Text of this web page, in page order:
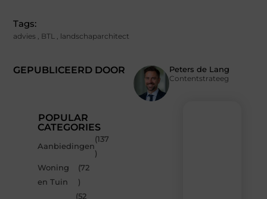
GEPUBLICEERD DOOR Peters de Lang
Contentstrateeg
Tags:
advies , BTL , landschaparchitect
POPULAR
CATEGORIES
Aanbiedingen
(137
)
Woning
en Tuin
(72
)
(52